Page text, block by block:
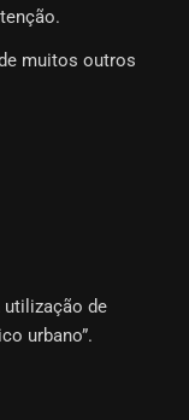
muitos outros
utilização de
urbano”.